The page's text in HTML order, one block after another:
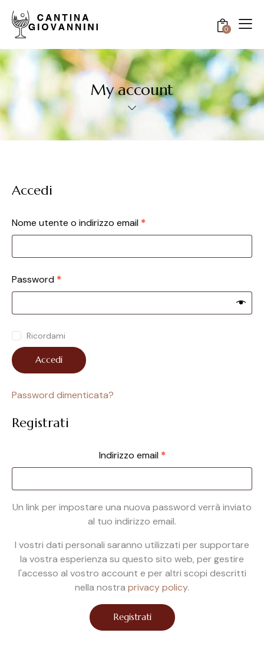
0
My account
Accedi
Nome utente o indirizzo email *
Password *
Ricordami
Accedi
Password dimenticata?
Registrati
Indirizzo email *
Un link per impostare una nuova password verrà inviato
al tuo indirizzo email.
I vostri dati personali saranno utilizzati per supportare
la vostra esperienza su questo sito web, per gestire
l'accesso al vostro account e per altri scopi descritti
nella nostra privacy policy.
Registrati